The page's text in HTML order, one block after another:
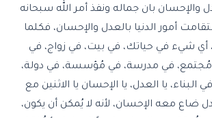
والإحسان بان جماله ونفذ أمر الله سبحانه
أمور الدنيا بالعدل والإحسان، فكلما
شيء في حياتك، في بيت، في زواج، في
مُجتمع، في مدرسة، في مُؤسسة، في دولة،
يا العدل، يا الإحسان يا الاثنين مع
ضاع معه الإحسان، لأنه لا يُمكن أن يكون،